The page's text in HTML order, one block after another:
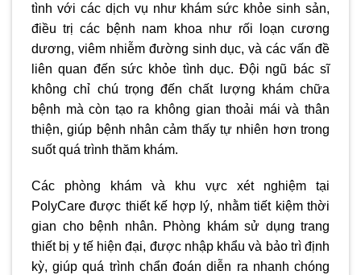
tình với các dịch vụ như khám sức khỏe sinh sản,
điều trị các bệnh nam khoa như rối loạn cương
dương, viêm nhiễm đường sinh dục, và các vấn đề
liên quan đến sức khỏe tình dục. Đội ngũ bác sĩ
không chỉ chú trọng đến chất lượng khám chữa
bệnh mà còn tạo ra không gian thoải mái và thân
thiện, giúp bệnh nhân cảm thấy tự nhiên hơn trong
suốt quá trình thăm khám.
Các phòng khám và khu vực xét nghiệm tại
PolyCare được thiết kế hợp lý, nhằm tiết kiệm thời
gian cho bệnh nhân. Phòng khám sử dụng trang
thiết bị y tế hiện đại, được nhập khẩu và bảo trì định
kỳ, giúp quá trình chẩn đoán diễn ra nhanh chóng